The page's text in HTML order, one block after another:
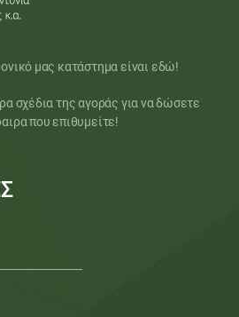
μας κατάστημα είναι εδώ!
σχέδια της αγοράς για να δώσετε
που επιθυμείτε!